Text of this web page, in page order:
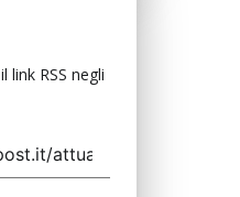
link RSS negli